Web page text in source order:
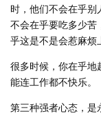
时，他们不会在乎
不会在乎要吃多少苦
乎这是不是会惹麻烦
很多时候，你在乎地
能连工作都不快乐。
第三种强者心态，是